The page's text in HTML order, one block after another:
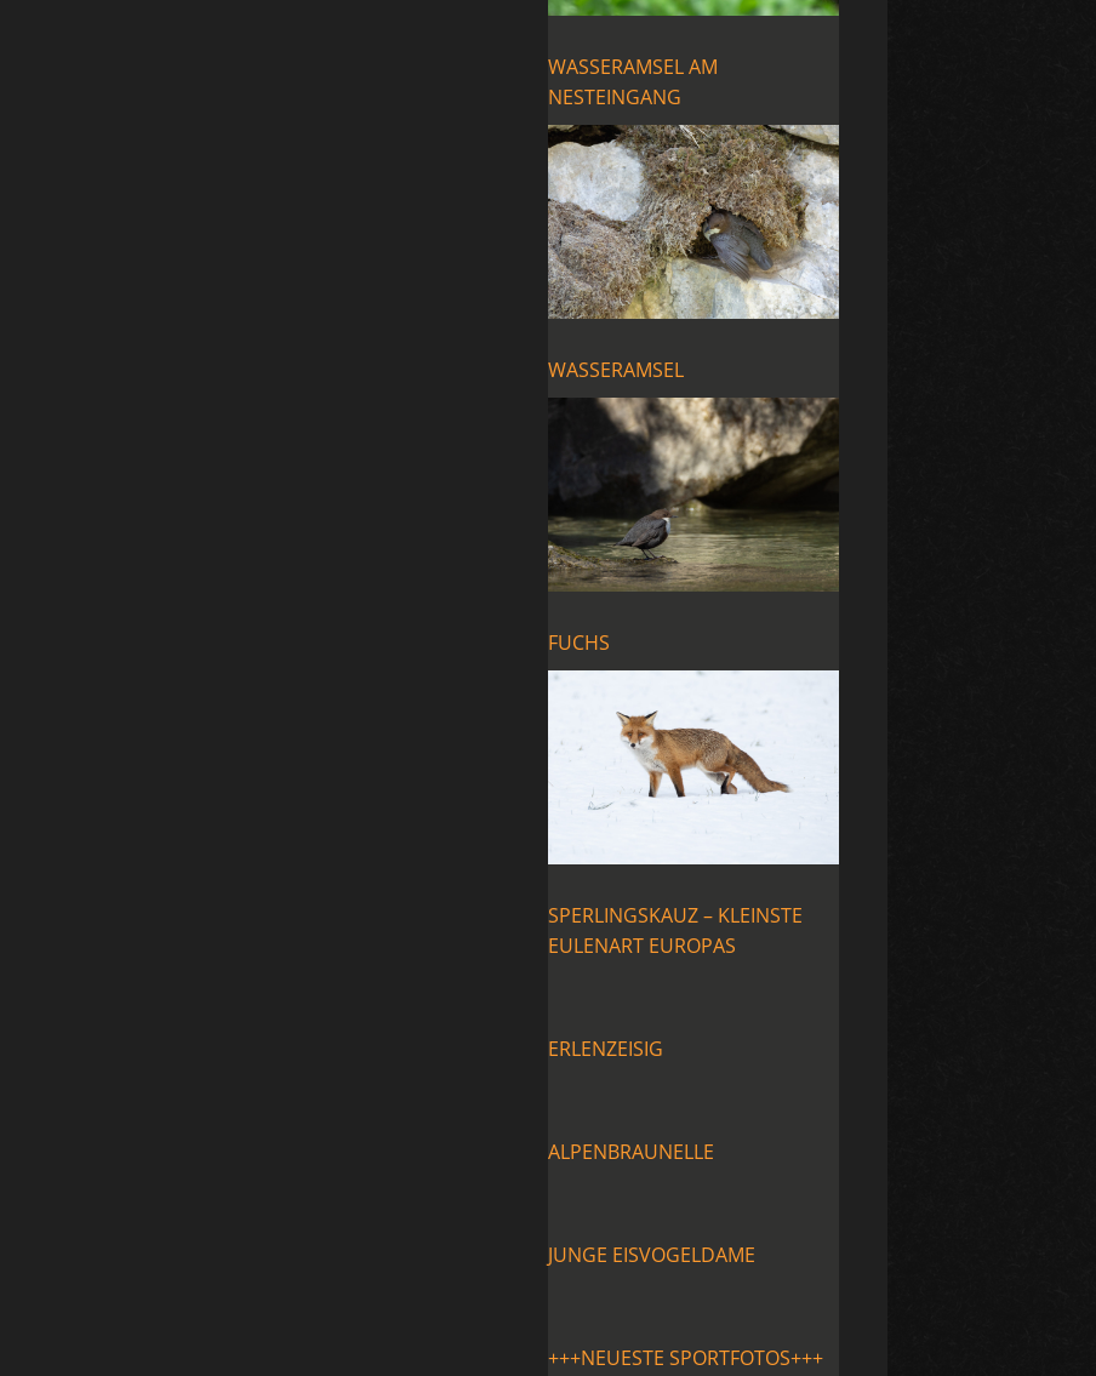
WASSERAMSEL AM
NESTEINGANG
WASSERAMSEL
FUCHS
SPERLINGSKAUZ – KLEINSTE
EULENART EUROPAS
ERLENZEISIG
ALPENBRAUNELLE
JUNGE EISVOGELDAME
+++NEUESTE SPORTFOTOS+++